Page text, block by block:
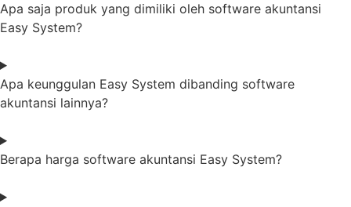
Apa saja produk yang dimiliki oleh software akuntansi
Easy System?
Apa keunggulan Easy System dibanding software
akuntansi lainnya?
Berapa harga software akuntansi Easy System?